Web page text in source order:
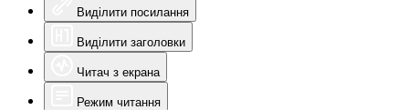
Виділити посилання
Виділити заголовки
Читач з екрана
Режим читання